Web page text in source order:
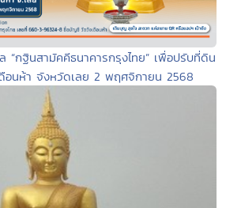
กฐินสามัคคีธนาคารกรุงไทย” เพื่อปรับที่ดิน
อนห้า จังหวัดเลย 2 พฤศจิกายน 2568